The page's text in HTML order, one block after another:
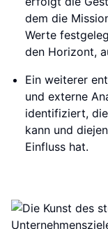
dem die
Werte
den Horizont,
Ein weiterer
und externe
identifiziert,
kann und
Einfluss hat.